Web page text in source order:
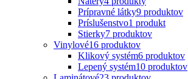
Prípravné látky9 produktov
Príslušenstvo1 produkt
Stierky7 produktov
Vinylové16 produktov
Klikový systém6 produktov
Lepený systém10 produktov